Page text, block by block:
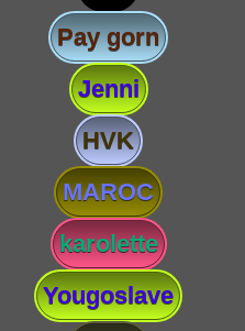
Pay gorn
Jenni
HVK
MAROC
karolette
Yougoslave